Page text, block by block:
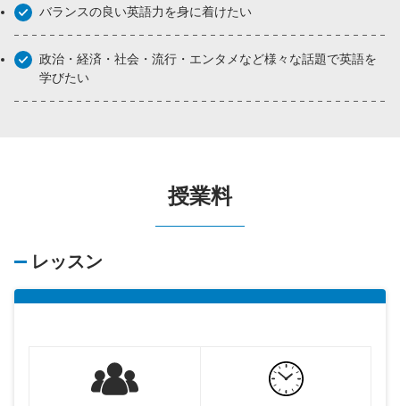
バランスの良い英語力を身に着けたい
政治・経済・社会・流行・エンタメなど様々な話題で英語を
学びたい
授業料
レッスン